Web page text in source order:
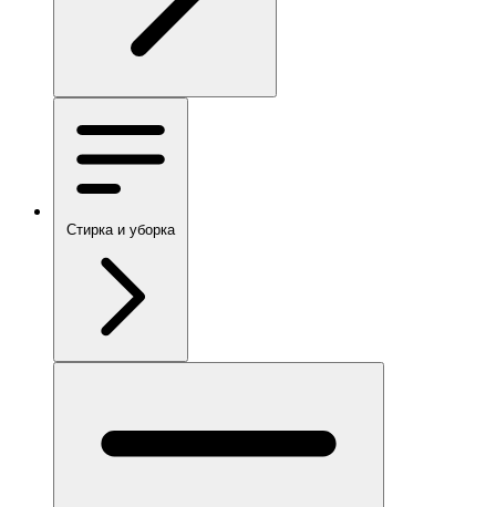
Стирка и уборка